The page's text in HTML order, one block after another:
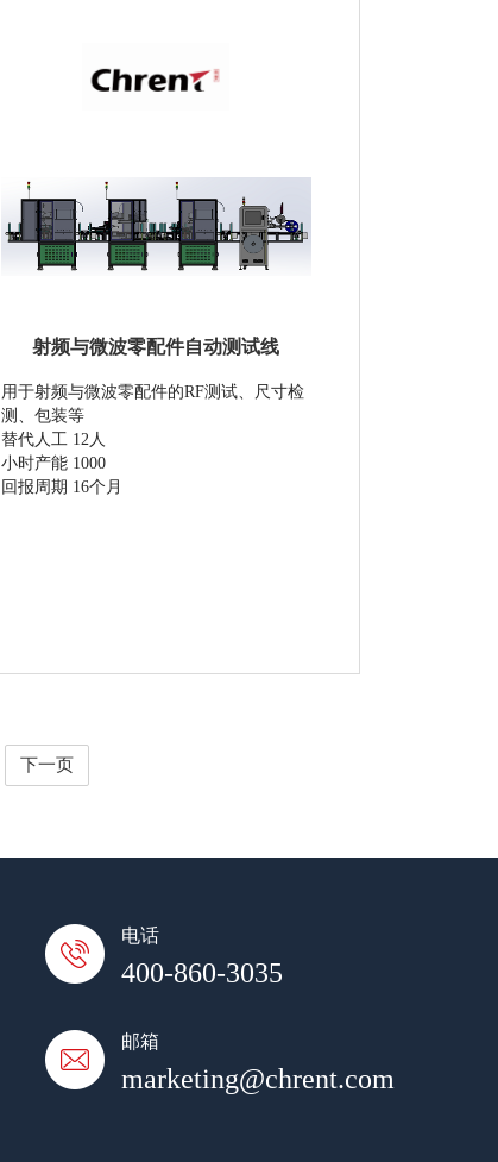
射频与微波零配件自动测试线
用于射频与微波零配件的RF测试、尺寸检
测、包装等
替代人工 12人
小时产能 1000
回报周期 16个月
下一页
电话
400-860-3035
邮箱
marketing@chrent.com